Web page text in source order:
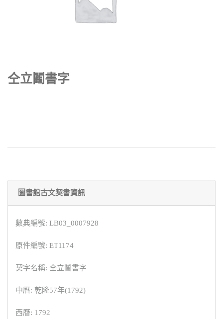
仝立鬮書字
圖書館古文契書資訊
數典編號: LB03_0007928
原件編號: ET1174
契字名稱: 仝立鬮書字
中曆: 乾隆57年(1792)
西曆: 1792